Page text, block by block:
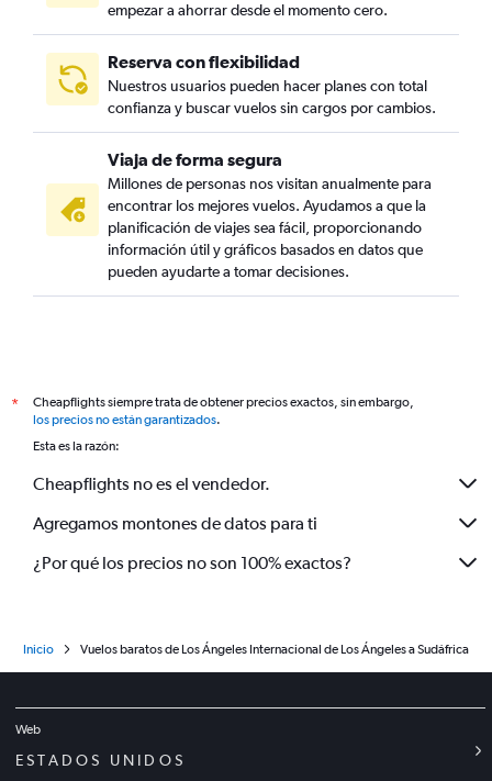
empezar a ahorrar desde el momento cero.
Reserva con flexibilidad
Nuestros usuarios pueden hacer planes con total
confianza y buscar vuelos sin cargos por cambios.
Viaja de forma segura
Millones de personas nos visitan anualmente para
encontrar los mejores vuelos. Ayudamos a que la
planificación de viajes sea fácil, proporcionando
información útil y gráficos basados en datos que
pueden ayudarte a tomar decisiones.
*
Cheapflights siempre trata de obtener precios exactos, sin embargo,
los precios no están garantizados.
Esta es la razón:
Cheapflights no es el vendedor.
Agregamos montones de datos para ti
¿Por qué los precios no son 100% exactos?
Inicio Vuelos baratos de Los Ángeles Internacional de Los Ángeles a Sudáfrica
Web
ESTADOS UNIDOS